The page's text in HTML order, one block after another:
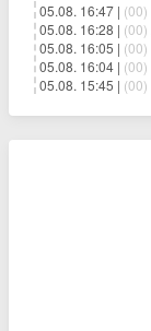
05.08. 16:47 | (00)
05.08. 16:28 | (00)
05.08. 16:05 | (00)
05.08. 16:04 | (00)
05.08. 15:45 | (00)